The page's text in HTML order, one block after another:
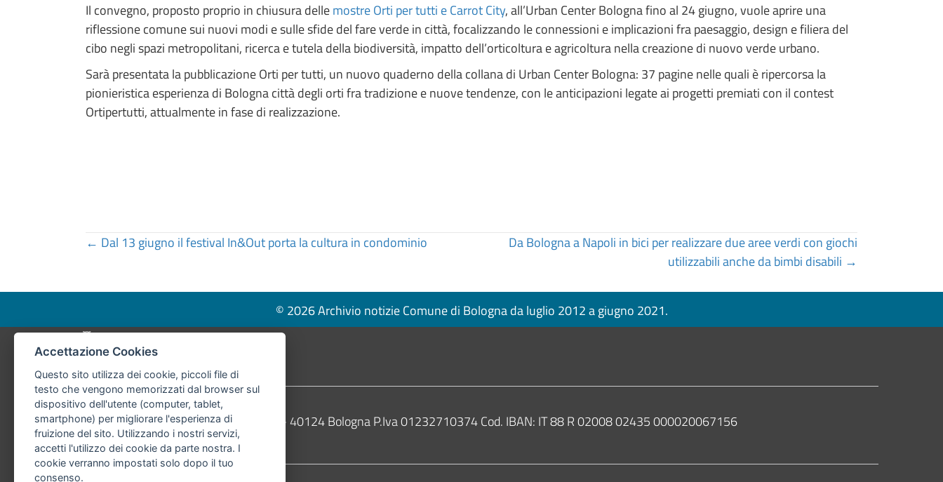
Il convegno, proposto proprio in chiusura dellemostre Orti per tutti e Carrot City, all’Urban Center Bologna fino al 24 giugno, vuole aprire una
riflessione comune sui nuovi modi e sulle sfide del fare verde in città, focalizzando le connessioni e implicazioni fra paesaggio, design e filiera del
cibo negli spazi metropolitani, ricerca e tutela della biodiversità, impatto dell’orticoltura e agricoltura nella creazione di nuovo verde urbano.
Sarà presentata la pubblicazione Orti per tutti, un nuovo quaderno della collana di Urban Center Bologna: 37 pagine nelle quali è ripercorsa la
pionieristica esperienza di Bologna città degli orti fra tradizione e nuove tendenze, con le anticipazioni legate ai progetti premiati con il contest
Ortipertutti, attualmente in fase di realizzazione.
Posts
← Dal 13 giugno il festival In&Out porta la cultura in condominio
Da Bologna a Napoli in bici per realizzare due aree verdi con giochi
utilizzabili anche da bimbi disabili →
© 2026 Archivio notizie Comune di Bologna da luglio 2012 a giugno 2021.
Pié di pagina di Comune di Bologna
Contatti
Comune di Bologna, Piazza Maggiore, 6 - 40124 Bologna P.Iva 01232710374 Cod. IBAN: IT 88 R 02008 02435 000020067156
Telefono:051203040
Accettazione Cookies
Questo sito utilizza dei cookie, piccoli file di
testo che vengono memorizzati dal browser sul
dispositivo dell'utente (computer, tablet,
smartphone) per migliorare l'esperienza di
fruizione del sito. Utilizzando i nostri servizi,
accetti l'utilizzo dei cookie da parte nostra. I
cookie verranno impostati solo dopo il tuo
consenso.